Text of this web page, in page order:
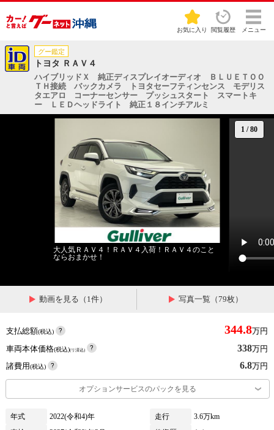
お気に入り 閲覧履歴 メニュー
グー鑑定
トヨタ ＲＡＶ４
ハイブリッドＸ 純正ディスプレイオーディオ ＢＬＵＥＴＯＯ
ＴＨ接続 バックカメラ トヨタセーフティンセンス モデリス
タエアロ コーナーセンサー プッシュスタート スマートキ
ー ＬＥＤヘッドライト 純正１８インチアルミ
1 /80
大人気ＲＡＶ４！ＲＡＶ４入荷！ＲＡＶ４のこと
ならおまかせ！
動画を見る（1件） 写真一覧（79枚）
支払総額(税込) 344.8万円
車両本体価格(税込)(リ済込) 338万円
諸費用(税込) 6.8万円
オプションサービスのパックを見る
年式 2022(令和4)年 走行
3.6万km